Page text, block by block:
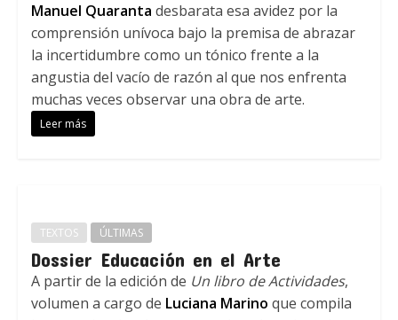
Manuel Quaranta desbarata esa avidez por la
comprensión unívoca bajo la premisa de abrazar
la incertidumbre como un tónico frente a la
angustia del vacío de razón al que nos enfrenta
muchas veces observar una obra de arte.
Leer más
TEXTOS ÚLTIMAS
Dossier Educación en el Arte
A partir de la edición de Un libro de Actividades,
volumen a cargo de Luciana Marino que compila